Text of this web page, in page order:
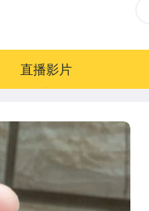
直播影片